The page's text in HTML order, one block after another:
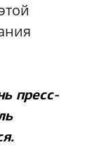
пресс-